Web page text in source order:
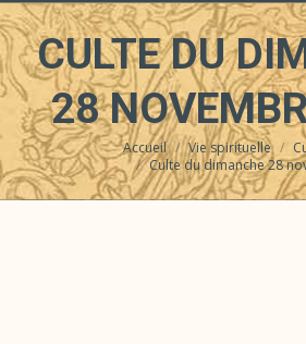
CULTE DU
28
Vous êtes ici :Accueil Vie spirituelle
Culte du dimanche 28